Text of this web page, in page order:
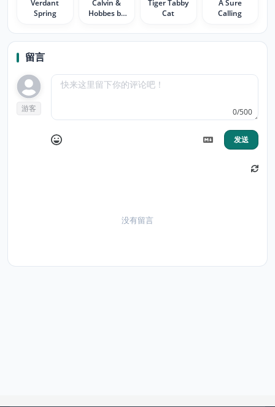
Verdant
Spring
Calvin &
Hobbes by
Tiger Tabby
Cat
A Sure
Calling
留言
游客 0/500
发送
没有留言